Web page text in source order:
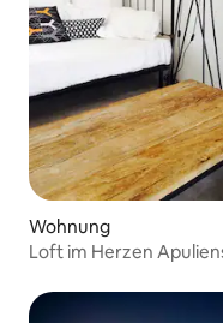
Wohnung
Loft im Herzen